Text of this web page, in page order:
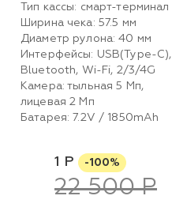
Тип кассы: смарт-терминал
Ширина чека: 57.5 мм
Диаметр рулона: 40 мм
Интерфейсы: USB(Type-C),
Bluetooth, Wi-Fi, 2/3/4G
Камера: тыльная 5 Мп,
лицевая 2 Mп
Батарея: 7.2V / 1850mAh
1 Р -100%
22 500 Р